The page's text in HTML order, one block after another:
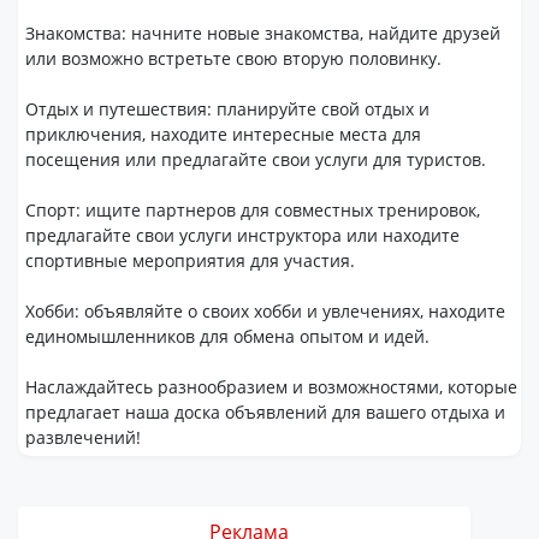
Знакомства: начните новые знакомства, найдите друзей
или возможно встретьте свою вторую половинку.
Отдых и путешествия: планируйте свой отдых и
приключения, находите интересные места для
посещения или предлагайте свои услуги для туристов.
Спорт: ищите партнеров для совместных тренировок,
предлагайте свои услуги инструктора или находите
спортивные мероприятия для участия.
Хобби: объявляйте о своих хобби и увлечениях, находите
единомышленников для обмена опытом и идей.
Наслаждайтесь разнообразием и возможностями, которые
предлагает наша доска объявлений для вашего отдыха и
развлечений!
Реклама